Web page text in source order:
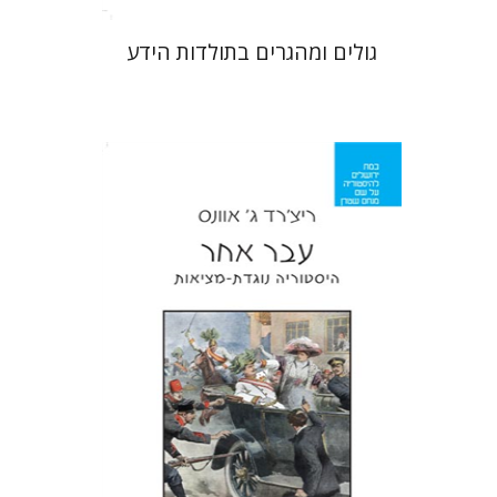
גולים ומהגרים בתולדות הידע
ריצ'רד ג' אוונס
מירי אליאב-פלדון
הנחת אתר ספר מודפס